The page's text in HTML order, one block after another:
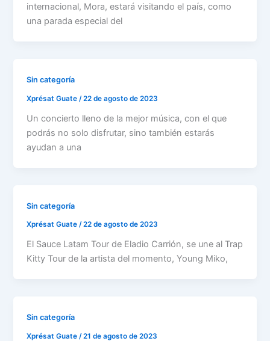
internacional, Mora, estará visitando el país, como
una parada especial del
Sin categoría
Xprésat Guate /22 de agosto de 2023
Un concierto lleno de la mejor música, con el que
podrás no solo disfrutar, sino también estarás
ayudan a una
Sin categoría
Xprésat Guate/22 de agosto de 2023
El Sauce Latam Tour de Eladio Carrión, se une al Trap
Kitty Tour de la artista del momento, Young Miko,
Sin categoría
Xprésat Guate /21 de agosto de 2023